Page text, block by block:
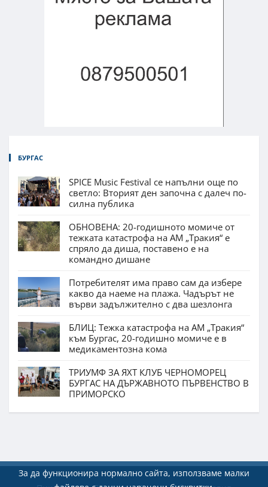
БУРГАС
SPICE Music Festival се напълни още по
светло: Вторият ден започна с далеч по-
силна публика
ОБНОВЕНА: 20-годишното момиче от
тежката катастрофа на АМ „Тракия“ е
спряло да диша, поставено е на
командно дишане
Потребителят има право сам да избере
какво да наеме на плажа. Чадърът не
върви задължително с два шезлонга
БЛИЦ: Тежка катастрофа на АМ „Тракия“
към Бургас, 20-годишно момиче е в
медикаментозна кома
ТРИУМФ ЗА ЯХТ КЛУБ ЧЕРНОМОРЕЦ
БУРГАС НА ДЪРЖАВНОТО ПЪРВЕНСТВО В
ПРИМОРСКО
За да функционира нормално сайта, използваме малки